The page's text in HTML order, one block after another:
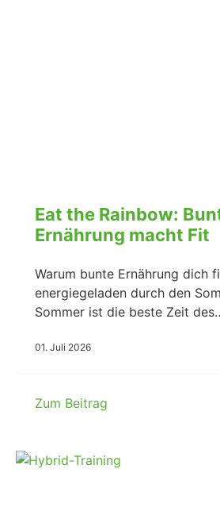
Eat the Rainbow:
Ernährung macht Fit
Warum bunte Ernährung dich
energiegeladen durch den
Sommer ist die beste Zeit
01. Juli 2026
Zum Beitrag